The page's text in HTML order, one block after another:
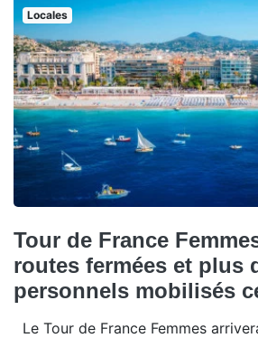
Locales
Tour de France
routes fermées et plus
personnels mobilisés
Le Tour de France Femmes